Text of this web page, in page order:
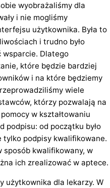
wyobrażaliśmy dla
i nie mogliśmy
użytkownika. Była to
i trudno było
wsparcie. Dlatego
które będzie bardziej
i na które będziemy
wiele
którzy pozwalają na
w kształtowaniu
podpisu: od początku było
tylko podpisy kwalifikowane.
sposób kwalifikowany, w
ich zrealizować w aptece.
użytkownika dla lekarzy. W